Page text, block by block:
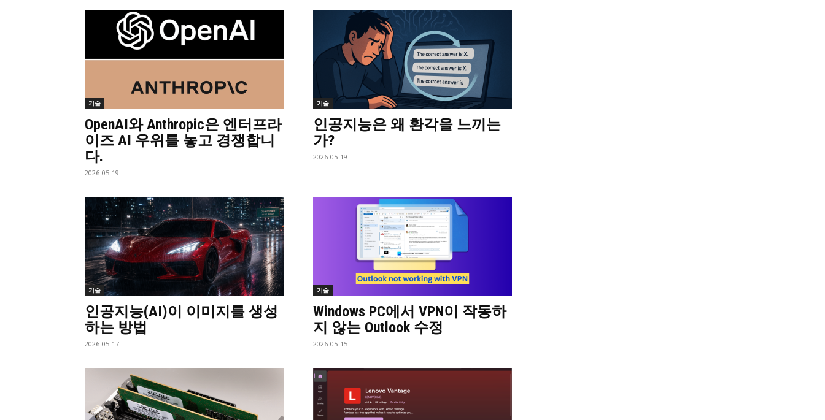
기술
OpenAI와 Anthropic은 엔터프라
이즈 AI 우위를 놓고 경쟁합니
다.
2026-05-19
기술
인공지능은 왜 환각을 느끼는
가?
2026-05-19
기술
인공지능(AI)이 이미지를 생성
하는 방법
2026-05-17
기술
Windows PC에서 VPN이 작동하
지 않는 Outlook 수정
2026-05-15